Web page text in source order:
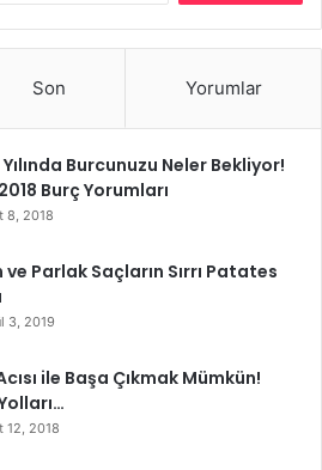
Son Yorumlar
Yılında Burcunuzu Neler Bekliyor!
Burç Yorumları
8, 2018
ve Parlak Saçların Sırrı Patates
3, 2019
ile Başa Çıkmak Mümkün!
12, 2018